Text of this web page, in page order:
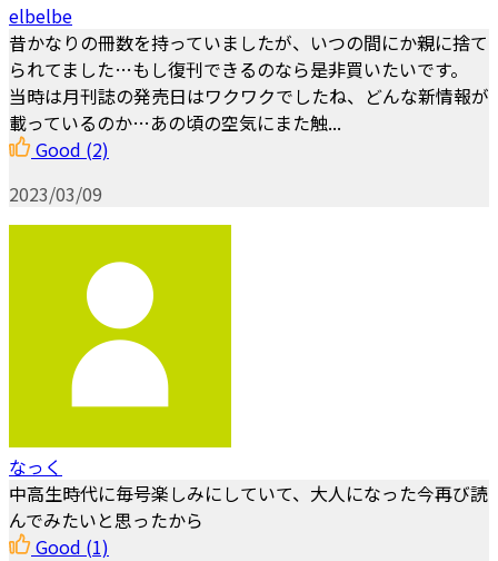
elbelbe
昔かなりの冊数を持っていましたが、いつの間にか親に捨て
られてました…もし復刊できるのなら是非買いたいです。
当時は月刊誌の発売日はワクワクでしたね、どんな新情報が
載っているのか…あの頃の空気にまた触...
Good (2)
2023/03/09
なっく
中高生時代に毎号楽しみにしていて、大人になった今再び読
んでみたいと思ったから
Good (1)